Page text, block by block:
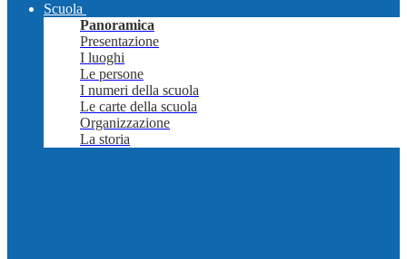
Scuola
Panoramica
Presentazione
I luoghi
Le persone
I numeri della scuola
Le carte della scuola
Organizzazione
La storia